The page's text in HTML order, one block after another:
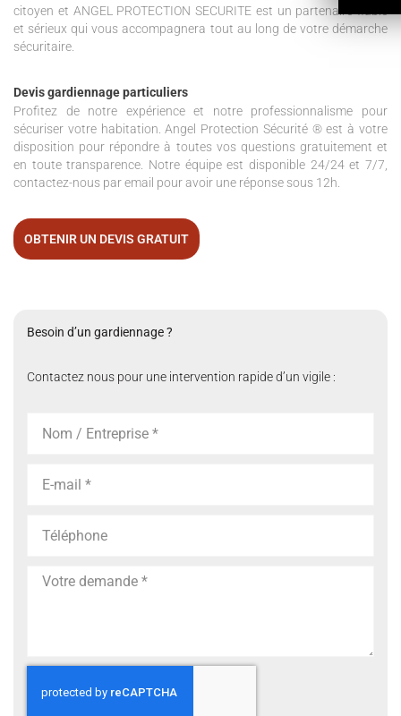
citoyen et ANGEL PROTECTION SECURITE est un partenaire fiable
et sérieux qui vous accompagnera tout au long de votre démarche
sécuritaire.
Devis gardiennage particuliers
Profitez de notre expérience et notre professionnalisme pour
sécuriser votre habitation. Angel Protection Sécurité ® est à votre
disposition pour répondre à toutes vos questions gratuitement et
en toute transparence. Notre équipe est disponible 24/24 et 7/7,
contactez-nous par email pour avoir une réponse sous 12h.
OBTENIR UN DEVIS GRATUIT
Besoin d’un gardiennage ?
Contactez nous pour une intervention rapide d’un vigile :